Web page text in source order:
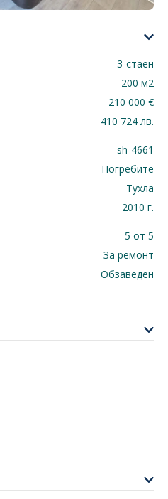
3-стаен
200 м2
210 000 €
410 724 лв.
sh-4661
Погребите
Тухла
2010 г.
5 от 5
За ремонт
Обзаведен